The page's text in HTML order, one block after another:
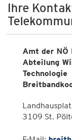
Ihre
Amt der NÖ
Abteilung
Technologie
3109 St.